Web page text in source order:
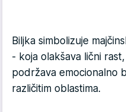
Biljka simbolizuje
- koja olakšava lični
podržava emocionalno
različitim oblastima.